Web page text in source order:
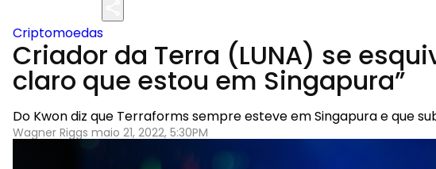
Criptomoedas
Criador da Terra (LUNA) se
claro que estou em Singapura”
Do Kwon diz que Terraforms sempre esteve em Singapura e que
Wagner Riggs maio 21, 2022, 5:30PM